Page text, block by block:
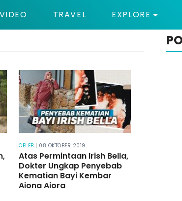
VIDEO TRAVEL EXPLORE
CELEB | 08 OKTOBER 2019
Atas Permintaan Irish Bella,
Dokter Ungkap Penyebab
Kematian Bayi Kembar
Aiona Aiora